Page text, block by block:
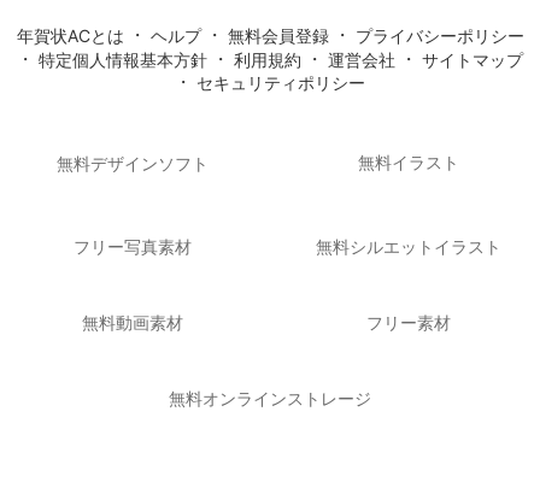
年賀状ACとは ・ ヘルプ・ 無料会員登録・ プライバシーポリシー
・ 特定個人情報基本方針 ・ 利用規約 ・ 運営会社 ・ サイトマップ
・ セキュリティポリシー
無料デザインソフト 無料イラスト
フリー写真素材 無料シルエットイラスト
無料動画素材 フリー素材
無料オンラインストレージ